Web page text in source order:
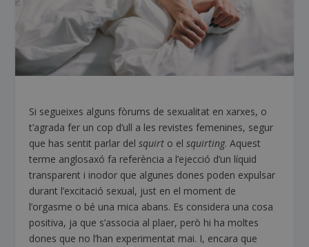
Si segueixes alguns fòrums de sexualitat en xarxes, o
t’agrada fer un cop d’ull a les revistes femenines, segur
que has sentit parlar delsquirt o elsquirting. Aquest
terme anglosaxó fa referència a l’ejecció d’un líquid
transparent i inodor que algunes dones poden expulsar
durant l’excitació sexual, just en el moment de
l’orgasme o bé una mica abans. Es considera una cosa
positiva, ja que s’associa al plaer, però hi ha moltes
dones que no l’han experimentat mai. I, encara que